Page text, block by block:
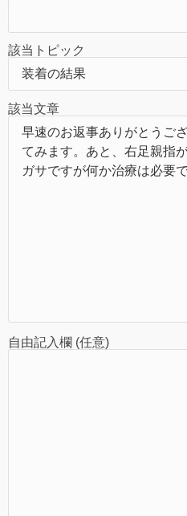
該当トピック
該当文章
自由記入欄 (任意)